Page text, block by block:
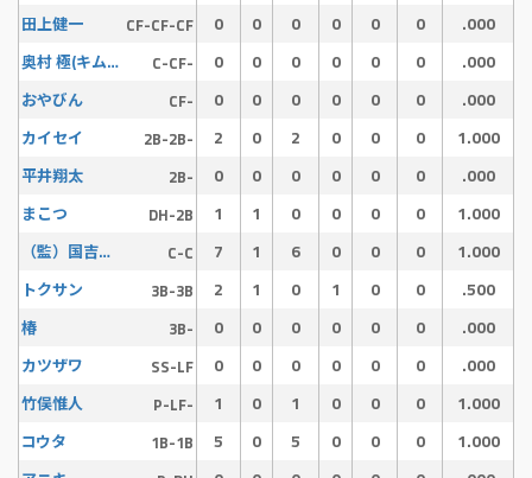
田上健一 CF-CF-CF 0 0 0 0 0 0 .000
奥村 極(キム兄) C-CF- 0 0 0 0 0 0 .000
おやびん CF- 0 0 0 0 0 0 .000
カイセイ 2B-2B- 2 0 2 0 0 0 1.000
平井翔太 2B- 0 0 0 0 0 0 .000
まこつ DH-2B 1 1 0 0 0 0 1.000
（監）国吉大樹 92 C-C 7 1 6 0 0 0 1.000
トクサン 3B-3B 2 1 0 1 0 0 .500
椿 3B- 0 0 0 0 0 0 .000
カツザワ SS-LF 0 0 0 0 0 0 .000
竹俣惟人 P-LF- 1 0 1 0 0 0 1.000
コウタ 1B-1B 5 0 5 0 0 0 1.000